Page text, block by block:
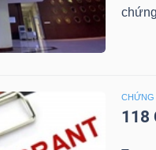
CHỨNG
118